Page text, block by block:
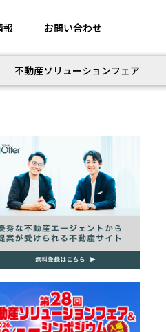
報 お問い合わせ
不動産ソリューションフェア